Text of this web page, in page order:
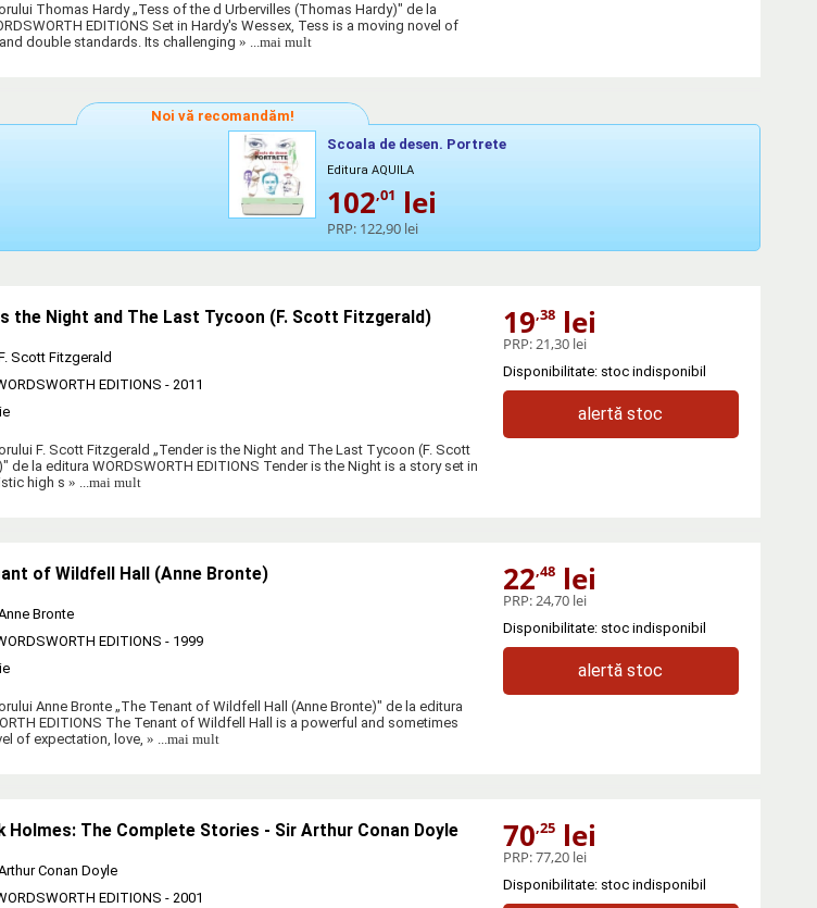
Thomas Hardy „Tess of the d Urbervilles (Thomas Hardy)" de la
EDITIONS Set in Hardy's Wessex, Tess is a moving novel of
double standards. Its challenging » ...mai mult
Noi vă recomandăm!
Scoala de desen. Portrete
Editura AQUILA
102,01 lei
PRP: 122,90 lei
the Night and The Last Tycoon (F. Scott Fitzgerald)
Scott Fitzgerald
EDITIONS - 2011
F. Scott Fitzgerald „Tender is the Night and The Last Tycoon (F. Scott
de la editura WORDSWORTH EDITIONS Tender is the Night is a story set in
high s » ...mai mult
19,38lei
PRP:21,30 lei
Disponibilitate: stoc indisponibil
alertă stoc
of Wildfell Hall (Anne Bronte)
Bronte
EDITIONS - 1999
Anne Bronte „The Tenant of Wildfell Hall (Anne Bronte)" de la editura
EDITIONS The Tenant of Wildfell Hall is a powerful and sometimes
of expectation, love, » ...mai mult
22,48lei
PRP:24,70 lei
Disponibilitate: stoc indisponibil
alertă stoc
Holmes: The Complete Stories - Sir Arthur Conan Doyle
Conan Doyle
EDITIONS - 2001
70,25lei
PRP:77,20 lei
Disponibilitate: stoc indisponibil